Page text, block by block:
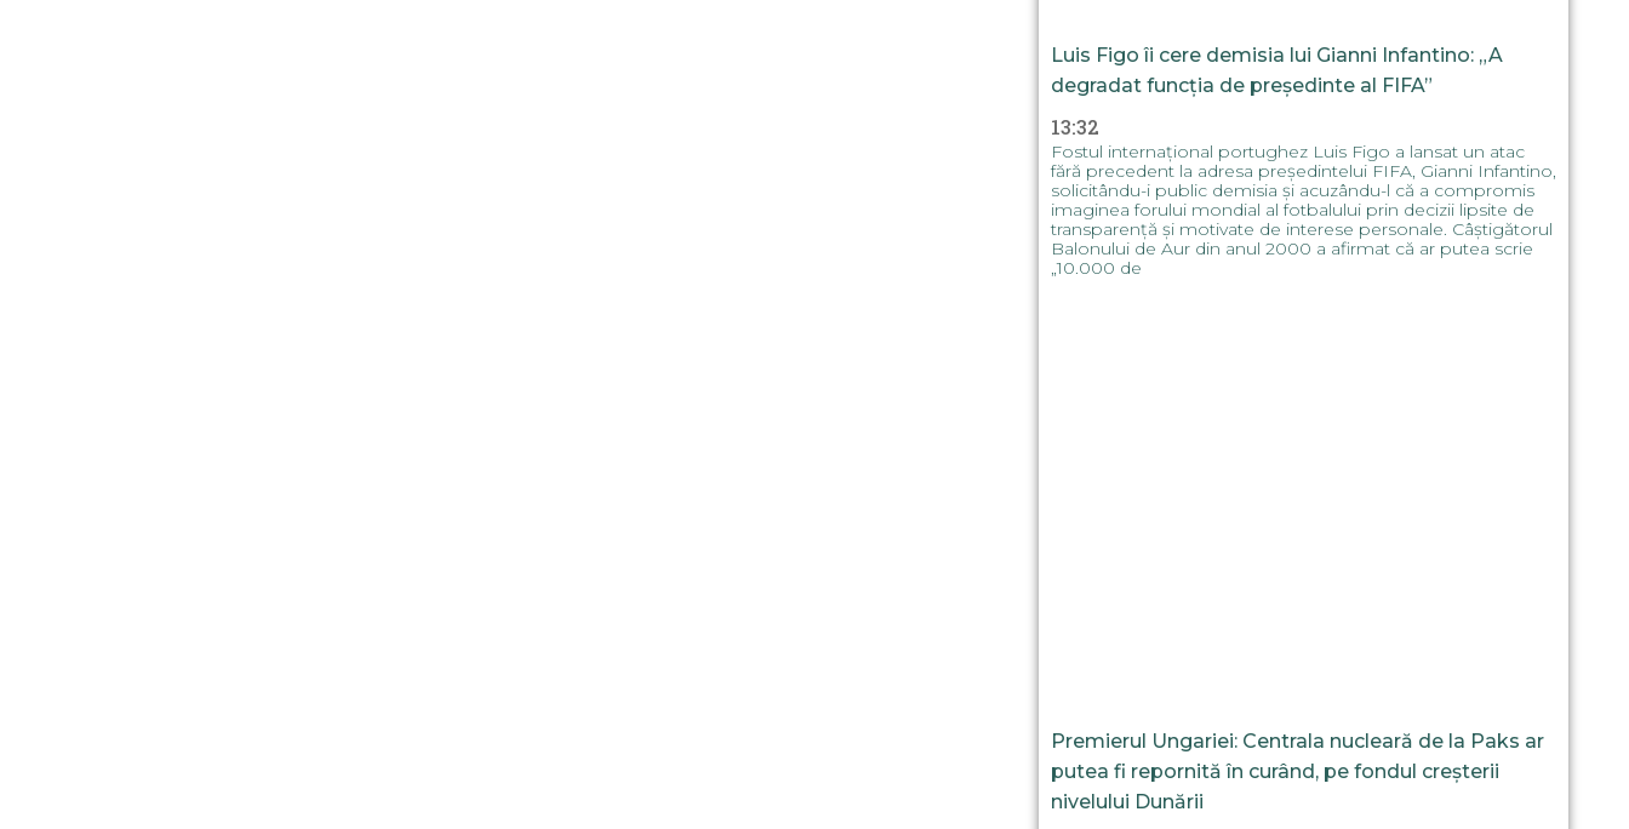
Luis Figo îi cere demisia lui Gianni Infantino: „A
degradat funcția de președinte al FIFA”
13:32
Fostul internațional portughez Luis Figo a lansat un atac
fără precedent la adresa președintelui FIFA, Gianni Infantino,
solicitându-i public demisia și acuzându-l că a compromis
imaginea forului mondial al fotbalului prin decizii lipsite de
transparență și motivate de interese personale. Câștigătorul
Balonului de Aur din anul 2000 a afirmat că ar putea scrie
„10.000 de
Premierul Ungariei: Centrala nucleară de la Paks ar
putea fi repornită în curând, pe fondul creșterii
nivelului Dunării